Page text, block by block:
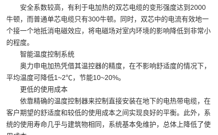
安全系数较高，有利于电加热的双芯电缆的变形强度达到2000
牛顿，而普通单芯电缆只有300牛顿。同时，双芯中的电流有效地一
个接一个地抵消电磁效应，将电磁场对室内环境的影响降低到非常小
的程度。
智能温度控制系统
奥力申电加热凭借其温控器的精度，在不影响舒适度的情况下，
平均温度可降低1~2℃，节能10~20%。
更低的使用成本
依靠精确的温度控制器来控制直接安装在地下的电热带电缆，在
客户期望的舒适度和较低的使用成本之间实现良好的平衡。此外，系
统的使用寿命几乎与建筑物相同，系统基本免维护，总体上降低了使